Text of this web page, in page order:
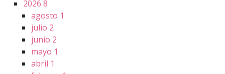
2026 8
agosto 1
julio 2
junio 2
mayo 1
abril 1